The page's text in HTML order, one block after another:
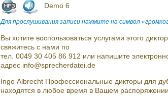
Demo 6
Для прослушивания записи нажмите на символ
Вы хотите воспользоваться услугами этого
свяжитесь с нами по
тел. 0049 30 405 86 912 или напишите
адрес info@sprecherdatei.de
Ingo Albrecht Профессиональные дикторы для
находятся в любое время в Вашем распоряжении.